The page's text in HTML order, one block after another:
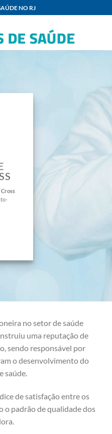
NO RJ
no setor de saúde
uma reputação de
sendo responsável por
o desenvolvimento do
saúde.
de satisfação entre os
o padrão de qualidade dos